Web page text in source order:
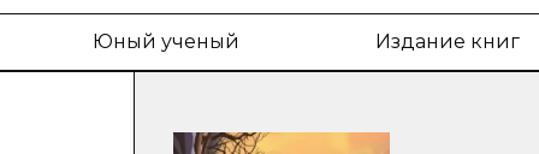
Юный ученый Издание книг